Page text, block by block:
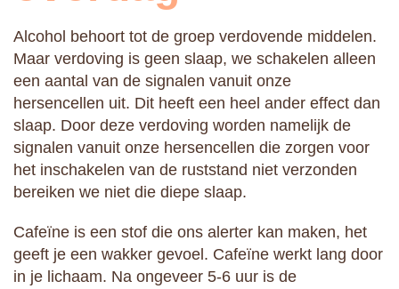
Alcohol behoort tot de groep verdovende middelen.
Maar verdoving is geen slaap, we schakelen alleen
een aantal van de signalen vanuit onze
hersencellen uit. Dit heeft een heel ander effect dan
slaap. Door deze verdoving worden namelijk de
signalen vanuit onze hersencellen die zorgen voor
het inschakelen van de ruststand niet verzonden
bereiken we niet die diepe slaap.
Cafeïne is een stof die ons alerter kan maken, het
geeft je een wakker gevoel. Cafeïne werkt lang door
in je lichaam. Na ongeveer 5-6 uur is de